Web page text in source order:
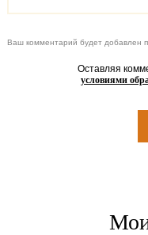
Ваш комментарий будет добавлен
Оставляя
условиями